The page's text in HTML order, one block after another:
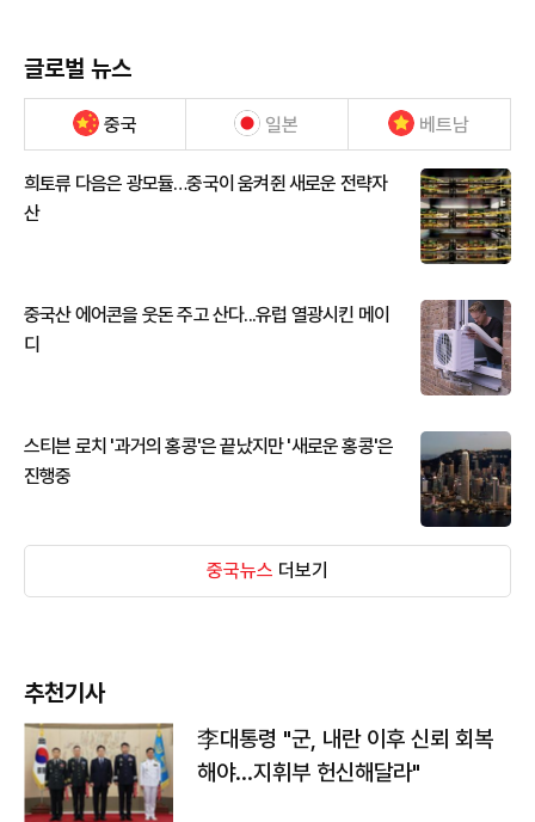
글로벌 뉴스
중국 일본 베트남
희토류 다음은 광모듈…중국이 움켜쥔 새로운 전략자
산
중국산 에어콘을 웃돈 주고 산다...유럽 열광시킨 메이
디
스티븐 로치 '과거의 홍콩'은 끝났지만 '새로운 홍콩'은
진행중
중국뉴스 더보기
추천기사
李대통령 "군, 내란 이후 신뢰 회복
해야…지휘부 헌신해달라"